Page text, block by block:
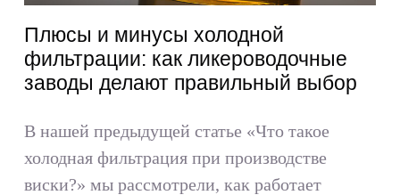
Плюсы и минусы холодной
фильтрации: как ликероводочные
заводы делают правильный выбор
В нашей предыдущей статье «Что такое
холодная фильтрация при производстве
виски?» мы рассмотрели, как работает